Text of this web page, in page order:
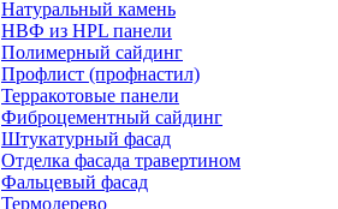
Натуральный камень
НВФ из HPL панели
Полимерный сайдинг
Профлист (профнастил)
Терракотовые панели
Фиброцементный сайдинг
Штукатурный фасад
Отделка фасада травертином
Фальцевый фасад
Термодерево